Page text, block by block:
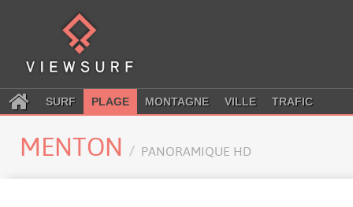
SURF PLAGE MONTAGNE VILLE TRAFIC
MENTON PANORAMIQUE HD